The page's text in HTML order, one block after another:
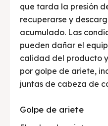
que tarda la presión
recuperarse y
acumulado. Las
pueden dañar el
calidad del producto
por golpe de ariete,
juntas de cabeza de
Golpe de ariete